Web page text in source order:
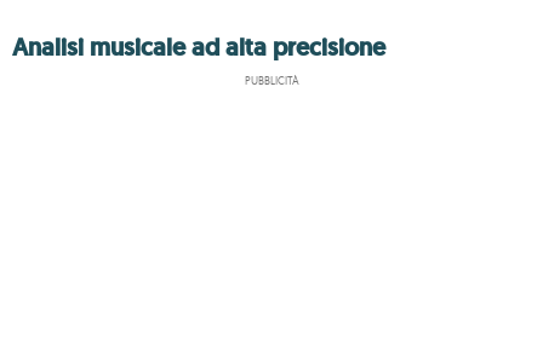
Analisi musicale ad alta precisione
PUBBLICITÀ